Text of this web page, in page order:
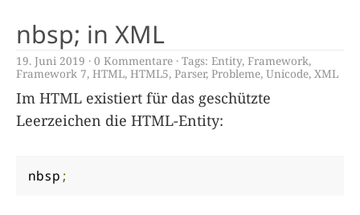
nbsp; in XML
19. Juni 2019 0 Kommentare Tags: Entity, Framework,
Framework 7, HTML, HTML5, Parser, Probleme, Unicode, XML
Im HTML existiert für das geschützte
Leerzeichen die HTML-Entity:
nbsp ;